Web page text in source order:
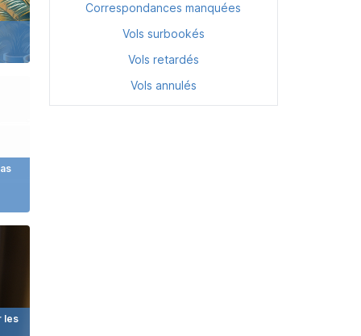
les
Correspondances manquées
Vols surbookés
Vols retardés
Vols annulés